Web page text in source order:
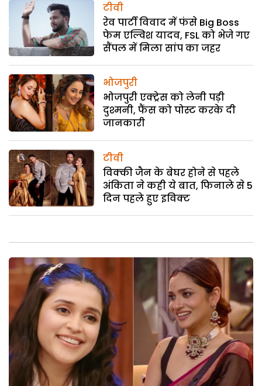
टीवी
रेव पार्टी विवाद में फंसे Big Boss
फेम एल्विश यादव, FSL को भेजे गए
सैंपल में मिला सांप का जहर
भोजपुरी
भोजपुरी एक्ट्रेस को लेनी पड़ी
दुश्मनी, फैंस को पोस्ट करके दी
जानकारी
टीवी
विक्की जैन के बेघर होने से पहले
अंकिता ने कही ये बात, फिनाले से 5
दिन पहले हुए इविक्ट